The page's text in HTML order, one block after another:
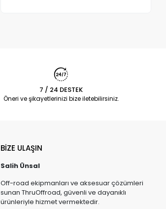
7 / 24 DESTEK
Öneri ve şikayetlerinizi bize iletebilirsiniz.
BİZE ULAŞIN
Salih Ünsal
Off-road ekipmanları ve aksesuar çözümleri
sunan ThruOffroad, güvenli ve dayanıklı
ürünleriyle hizmet vermektedir.